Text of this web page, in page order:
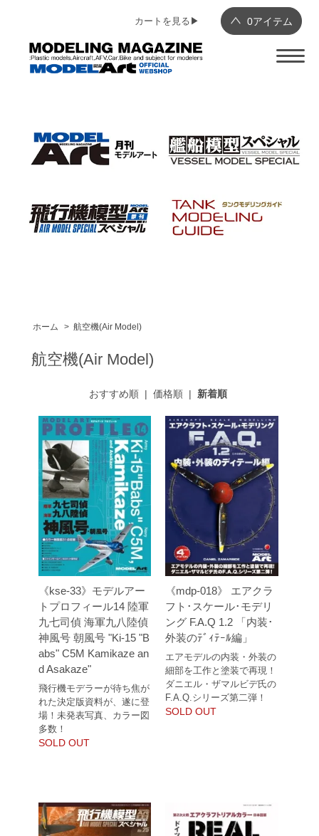
0アイテム
カートを見る▶︎
ホーム > 航空機(Air Model)
航空機(Air Model)
おすすめ順 |価格順 | 新着順
《kse-33》モデルアー
トプロフィール14 陸軍
九七司偵 海軍九八陸偵
神風号 朝風号 "Ki-15 "B
abs" C5M Kamikaze an
d Asakaze"
飛行機モデラーが待ち焦が
れた決定版資料が、遂に登
場！未発表写真、カラー図
多数！
SOLD OUT
《mdp-018》 エアクラ
フト･スケール･モデリ
ング F.A.Q 1.2 「内装･
外装のﾃﾞｨﾃｰﾙ編」
エアモデルの内装・外装の
細部を工作と塗装で再現！
ダニエル・ザマルビデ氏の
F.A.Q.シリーズ第二弾！
SOLD OUT